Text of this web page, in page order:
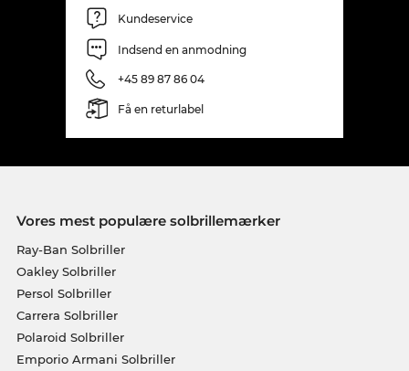
Kundeservice
Indsend en anmodning
+45 89 87 86 04
Få en returlabel
Vores mest populære solbrillemærker
Ray-Ban Solbriller
Oakley Solbriller
Persol Solbriller
Carrera Solbriller
Polaroid Solbriller
Emporio Armani Solbriller